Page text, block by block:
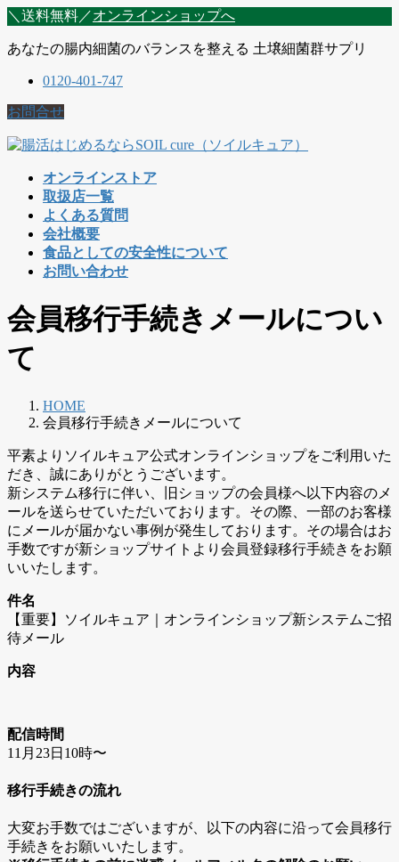
コ
テ
に
動
ナ
ゲ
ョ
に
＼送料無料／オンラインショップへ
あなたの腸内細菌のバランスを整える 土壌細菌群サプリ
0120-401-747
お問合せ
オンラインストア
取扱店一覧
よくある質問
会社概要
食品としての安全性について
お問い合わせ
会員移行手続きメールについ
て
HOME
会員移行手続きメールについて
平素よりソイルキュア公式オンラインショップをご利用いた
だき、誠にありがとうございます。
新システム移行に伴い、旧ショップの会員様へ以下内容のメ
ールを送らせていただいております。その際、一部のお客様
にメールが届かない事例が発生しております。その場合はお
手数ですが新ショップサイトより会員登録移行手続きをお願
いいたします。
件名
【重要】ソイルキュア｜オンラインショップ新システムご招
待メール
内容
配信時間
11月23日10時〜
移行手続きの流れ
大変お手数ではございますが、以下の内容に沿って会員移行
手続きをお願いいたします。